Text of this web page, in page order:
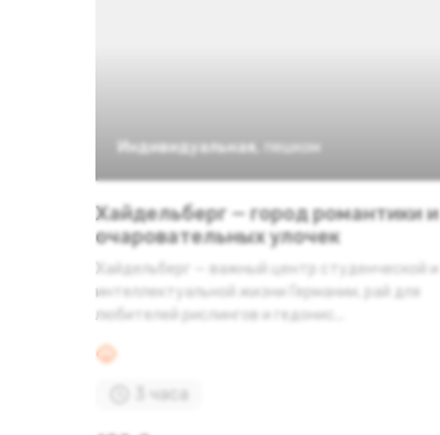
Индивидуальная пешком
Хайдельберг — город романтики и
очаровательных улочек
Хайдельберг — важный центр студенческой и
интеллектуальной жизни Германии, рай для
любителей рислингов и гедонис...
3 часа